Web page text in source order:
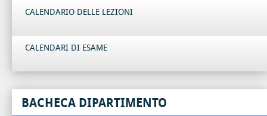
CALENDARIO DELLE LEZIONI
CALENDARI DI ESAME
BACHECA DIPARTIMENTO